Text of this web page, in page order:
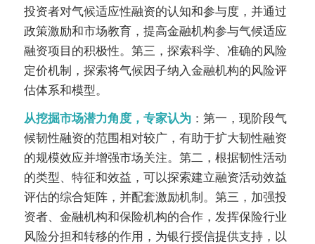
投资者对气候适应性融资的认知和参与度，并通过
政策激励和市场教育，提高金融机构参与气候适应
融资项目的积极性。第三，探索科学、准确的风险
定价机制，探索将气候因子纳入金融机构的风险评
估体系和模型。
从挖掘市场潜力角度，专家认为 ：第一，现阶段气
候韧性融资的范围相对较广，有助于扩大韧性融资
的规模效应并增强市场关注。第二，根据韧性活动
的类型、特征和效益，可以探索建立融资活动效益
评估的综合矩阵，并配套激励机制。第三，加强投
资者、金融机构和保险机构的合作，发挥保险行业
风险分担和转移的作用，为银行授信提供支持，以